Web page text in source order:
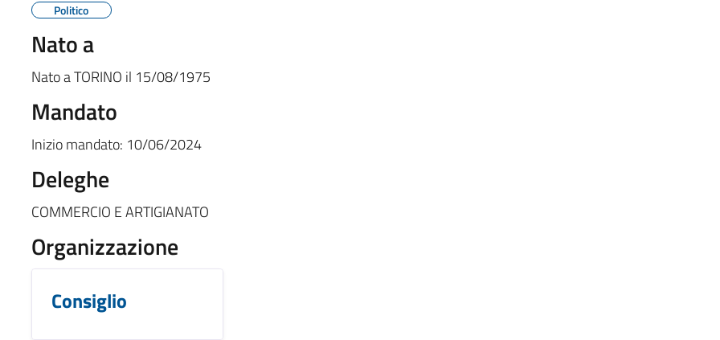
Politico
Nato a
Nato aTORINO il 15/08/1975
Mandato
Inizio mandato: 10/06/2024
Deleghe
COMMERCIO E ARTIGIANATO
Organizzazione
Consiglio